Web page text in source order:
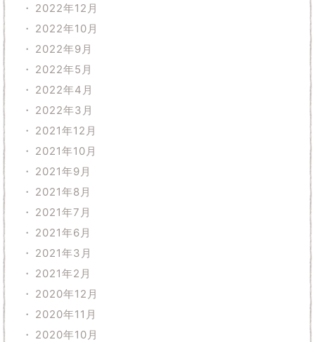
2022年12月
2022年10月
2022年9月
2022年5月
2022年4月
2022年3月
2021年12月
2021年10月
2021年9月
2021年8月
2021年7月
2021年6月
2021年3月
2021年2月
2020年12月
2020年11月
2020年10月